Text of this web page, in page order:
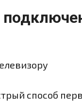
способ